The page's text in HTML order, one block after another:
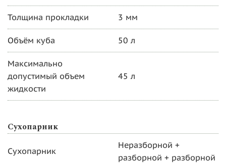
Толщина прокладки 3 мм
Объём куба 50 л
Максимально
допустимый объем
жидкости
45 л
Сухопарник
Сухопарник
Неразборной +
разборной + разборной